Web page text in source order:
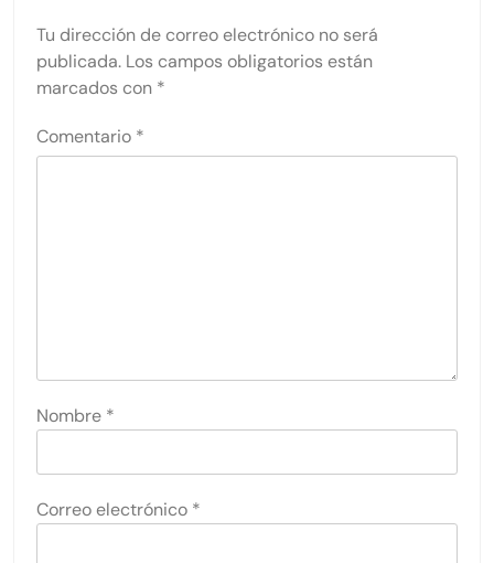
Tu dirección de correo electrónico no será
publicada. Los campos obligatorios están
marcados con *
Comentario *
Nombre *
Correo electrónico *